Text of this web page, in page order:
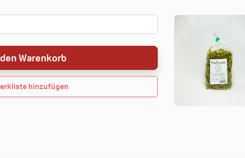
Warenkorb
Merkliste erstellen
hinzufügen